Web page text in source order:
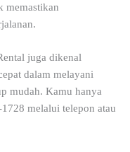
memastikan
juga dikenal
dalam melayani
mudah. Kamu hanya
melalui telepon atau